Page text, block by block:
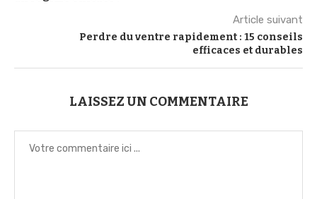
Article suivant
Perdre du ventre rapidement : 15 conseils
efficaces et durables
LAISSEZ UN COMMENTAIRE